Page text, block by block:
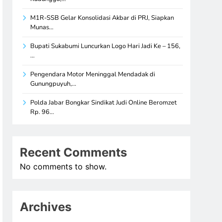
M1R-SSB Gelar Konsolidasi Akbar di PRJ, Siapkan
Munas…
Bupati Sukabumi Luncurkan Logo Hari Jadi Ke – 156,
…
Pengendara Motor Meninggal Mendadak di
Gunungpuyuh,…
Polda Jabar Bongkar Sindikat Judi Online Beromzet
Rp. 96…
Recent Comments
No comments to show.
Archives